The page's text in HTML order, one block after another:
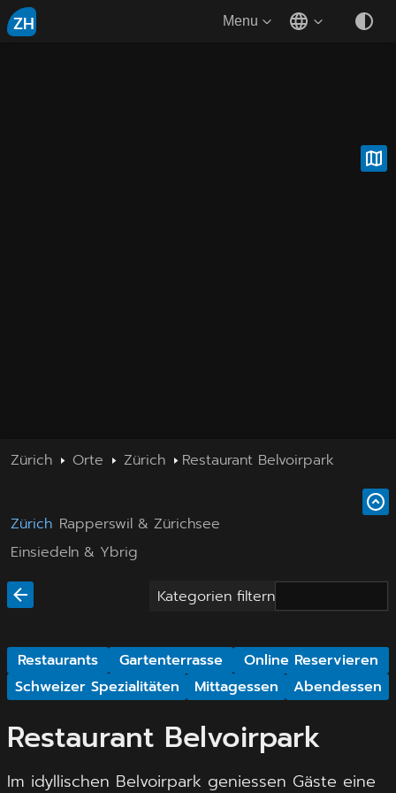
ZH Menu
Zürich Orte Zürich Restaurant Belvoirpark
Zürich Rapperswil & Zürichsee
Einsiedeln & Ybrig
Kategorien filtern
Restaurants Gartenterrasse
Online Reservieren
Schweizer Spezialitäten
Mittagessen Abendessen
Restaurant Belvoirpark
Im idyllischen Belvoirpark geniessen Gäste eine